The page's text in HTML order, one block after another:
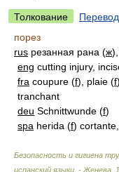
Толкование
Перевод
порез
rus резанная рана (ж
eng cutting injury,
fra coupure (f), plaie (f
tranchant
deu Schnittwunde (f)
spa herida (f)
Безопасность и гигиена
испанский языки. - Женева